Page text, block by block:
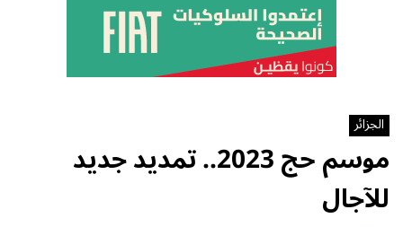
الجزائر
موسم حج 2023.. تمديد جديد
للآجال